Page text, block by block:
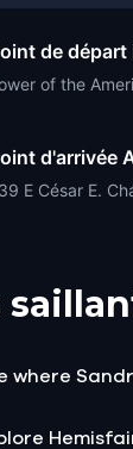
de départ
of the
d'arrivée
E César E.
where